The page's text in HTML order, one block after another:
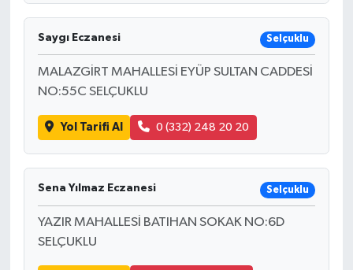
Saygı Eczanesi Selçuklu
MALAZGİRT MAHALLESİ EYÜP SULTAN CADDESİ
NO:55C SELÇUKLU
Yol Tarifi Al 0 (332) 248 20 20
Sena Yılmaz Eczanesi Selçuklu
YAZIR MAHALLESİ BATIHAN SOKAK NO:6D
SELÇUKLU
Bilim, Teknoloji